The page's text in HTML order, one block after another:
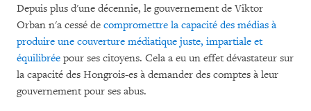
Depuis plus d'une décennie, le gouvernement de Viktor
Orban n'a cessé de compromettre la capacité des médias à
produire une couverture médiatique juste, impartiale et
équilibrée pour ses citoyens. Cela a eu un effet dévastateur sur
la capacité des Hongrois-es à demander des comptes à leur
gouvernement pour ses abus.